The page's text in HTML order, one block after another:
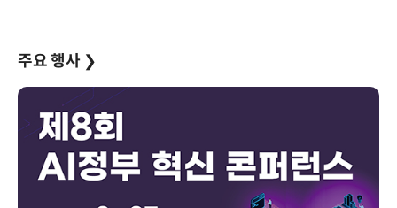
주요 행사 ❯